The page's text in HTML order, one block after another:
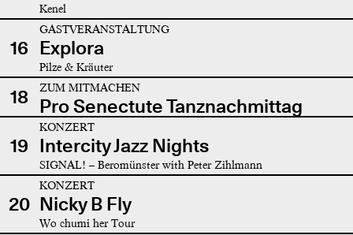
Kenel
16
GASTVERANSTALTUNG
Explora
Pilze & Kräuter
18 ZUM MITMACHEN
Pro Senectute Tanznachmittag
19
KONZERT
Intercity Jazz Nights
SIGNAL! – Beromünster with Peter Zihlmann
20
KONZERT
Nicky B Fly
Wo chumi her Tour